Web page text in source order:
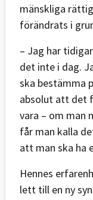
mänskliga
förändrats i
– Jag har
det inte i dag.
ska bestämma
absolut att det
vara – om man
får man kalla
att man ska ha
Hennes
lett till en ny